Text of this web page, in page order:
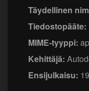
Täydellinen
Tiedostopääte:
MIME-tyyppi:
Kehittäjä:
Ensijulkaisu: